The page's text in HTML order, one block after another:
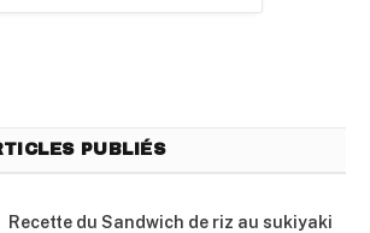
PUBLIÉS
Recette du Sandwich de riz au sukiyaki